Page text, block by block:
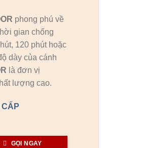
phong phú về
gian chống
120 phút hoặc
dày của cánh
là đơn vị
lượng cao.
CẤP
GỌI NGAY